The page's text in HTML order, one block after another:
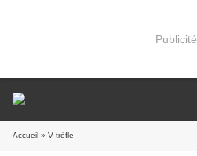
Publicité
Accueil » V trèfle